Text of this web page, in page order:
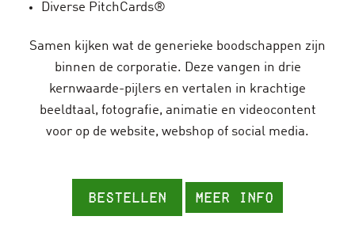
Diverse PitchCards®
Samen kijken wat de generieke boodschappen zijn
binnen de corporatie. Deze vangen in drie
kernwaarde-pijlers en vertalen in krachtige
beeldtaal, fotografie, animatie en videocontent
voor op de website, webshop of social media.
Bestellen Meer info